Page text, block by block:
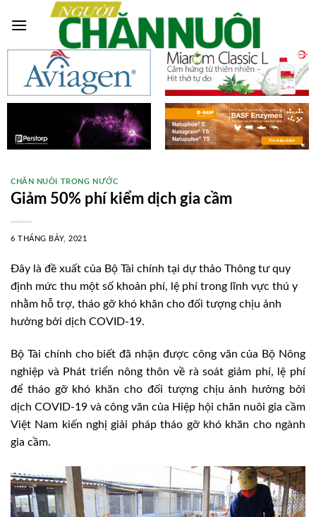
CHĂN NUÔI TRONG NƯỚC
Giảm 50% phí kiểm dịch gia cầm
6 THÁNG BẢY, 2021
Đây là đề xuất của Bộ Tài chính tại dự thảo Thông tư quy
định mức thu một số khoản phí, lệ phí trong lĩnh vực thú y
nhằm hỗ trợ, tháo gỡ khó khăn cho đối tượng chịu ảnh
hưởng bởi dịch COVID-19.
Bộ Tài chính cho biết đã nhận được công văn của Bộ Nông
nghiệp và Phát triển nông thôn về rà soát giảm phí, lệ phí
để tháo gỡ khó khăn cho đối tượng chịu ảnh hưởng bởi
dịch COVID-19 và công văn của Hiệp hội chăn nuôi gia cầm
Việt Nam kiến nghị giải pháp tháo gỡ khó khăn cho ngành
gia cầm.